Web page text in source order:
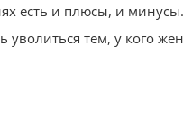
есть и плюсы, и минусы.
уволиться тем, у кого